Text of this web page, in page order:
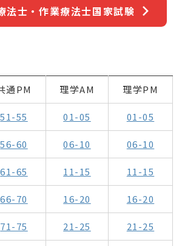
法士・作業療法士国家試験
通PM 理学AM 理学PM
51-55 01-05 01-05
56-60 06-10 06-10
61-65 11-15 11-15
66-70 16-20 16-20
71-75 21-25 21-25